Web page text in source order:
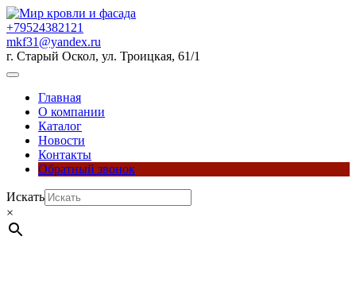
Перейти
к
содержимому
+79524382121
mkf31@yandex.ru
г. Старый Оскол, ул. Троицкая, 61/1
Кнопка
ОткрытьГлавная
О компании
Каталог
Новости
Контакты
Обратный звонок
Кнопка
Закрыть
Искать
×